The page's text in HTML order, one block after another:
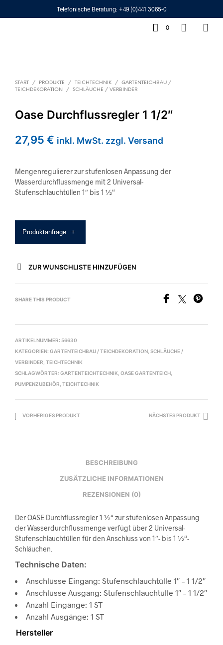
Telefonische Beratung: +49 (0)441 3065-0
0
START / PRODUKTE / TEICHTECHNIK /
GARTENTEICHBAU /
TEICHDEKORATION
/ SCHLÄUCHE / VERBINDER
Oase Durchflussregler 1 1/2″
27,95 € inkl. MwSt. zzgl. Versand
Mengenregulierer zur stufenlosen Anpassung der
Wasserdurchflussmenge mit 2 Universal-
Stufenschlauchtüllen 1″ bis 1 ½“
Produktanfrage +
ZUR WUNSCHLISTE HINZUFÜGEN
SHARE THIS PRODUCT
ARTIKELNUMMER: 56630
KATEGORIEN: GARTENTEICHBAU / TEICHDEKORATION SCHLÄUCHE /
VERBINDER TEICHTECHNIK
SCHLAGWÖRTER: GARTENTEICHTECHNIK OASE GARTENTEICH
PUMPENZUBEHÖR TEICHTECHNIK
VORHERIGES PRODUKT NÄCHSTES PRODUKT
BESCHREIBUNG
ZUSÄTZLICHE INFORMATIONEN
REZENSIONEN (0)
Der OASE Durchflussregler 1 ½“ zur stufenlosen Anpassung
der Wasserdurchflussmenge verfügt über 2 Universal-
Stufenschlauchtüllen für den Anschluss von 1″- bis 1 ½“-
Schläuchen.
Technische Daten:
Anschlüsse Eingang: Stufenschlauchtülle 1″ – 1 1/2″
Anschlüsse Ausgang: Stufenschlauchtülle 1″ – 1 1/2″
Anzahl Eingänge: 1 ST
Anzahl Ausgänge: 1 ST
Hersteller